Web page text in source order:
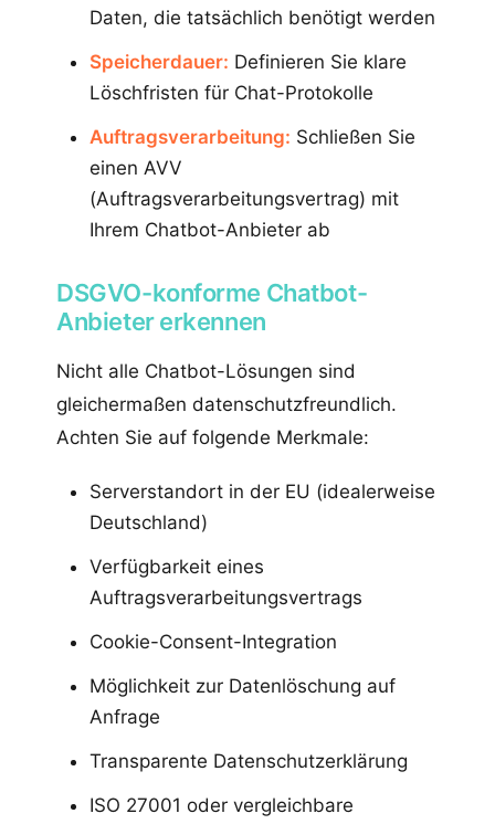
Daten, die tatsächlich benötigt werden
Speicherdauer: Definieren Sie klare
Löschfristen für Chat-Protokolle
Auftragsverarbeitung: Schließen Sie
einen AVV
(Auftragsverarbeitungsvertrag) mit
Ihrem Chatbot-Anbieter ab
DSGVO-konforme Chatbot-
Anbieter erkennen
Nicht alle Chatbot-Lösungen sind
gleichermaßen datenschutzfreundlich.
Achten Sie auf folgende Merkmale:
Serverstandort in der EU (idealerweise
Deutschland)
Verfügbarkeit eines
Auftragsverarbeitungsvertrags
Cookie-Consent-Integration
Möglichkeit zur Datenlöschung auf
Anfrage
Transparente Datenschutzerklärung
ISO 27001 oder vergleichbare